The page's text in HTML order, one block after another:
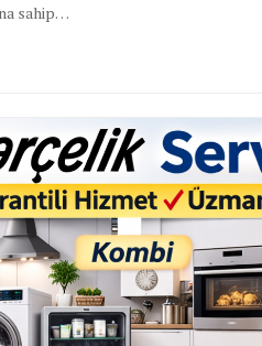
sahip…